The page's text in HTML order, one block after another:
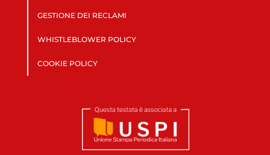
GESTIONE DEI RECLAMI
WHISTLEBLOWER POLICY
COOKIE POLICY